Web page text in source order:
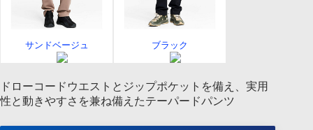
サンドベージュ ブラック
ドローコードウエストとジップポケットを備え、実用
性と動きやすさを兼ね備えたテーパードパンツ